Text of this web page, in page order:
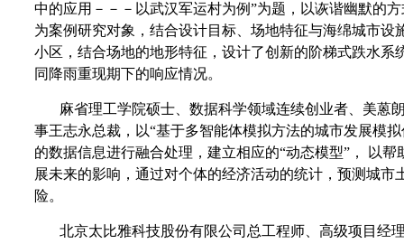
中的应用－－－以武汉军运村为例”为题，以诙谐幽默的
为案例研究对象，结合设计目标、场地特征与海绵城市
小区，结合场地的地形特征，设计了创新的阶梯式跌水
同降雨重现期下的响应情况。
麻省理工学院硕士、数据科学领域连续创业者、美蒽
事王志永总裁，以“基于多智能体模拟方法的城市发展模
的数据信息进行融合处理，建立相应的“动态模型”， 以
展未来的影响，通过对个体的经济活动的统计，预测城
险。
北京太比雅科技股份有限公司总工程师、高级项目经